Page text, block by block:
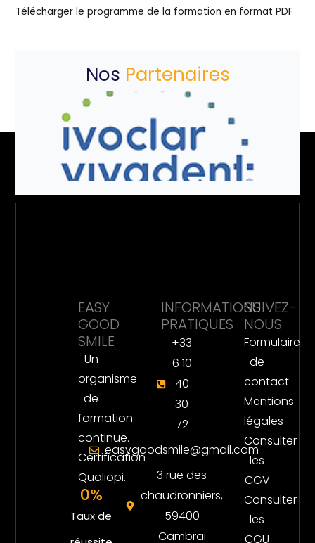
Télécharger le programme de la formation en format PDF
Nos Partenaires
EASY
GOOD
SMILE
Un
organisme
de
formation
continue.
Certification
Qualiopi.
Taux de
0%
INFORMATIONS
PRATIQUES
+33
6 10
40
30
72
easygoodsmile@gmail.com
3 rue des
chaudronniers,
59400
Cambrai
SUIVEZ-
NOUS
Formulaire
de
contact
Mentions
légales
Consulter
les
CGV
Consulter
les
CGU